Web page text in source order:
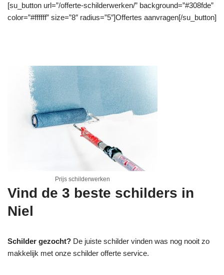
[su_button url=”/offerte-schilderwerken/” background=”#308fde”
color=”#ffffff” size=”8″ radius=”5″]Offertes aanvragen[/su_button]
Prijs schilderwerken
Vind de 3 beste schilders in
Niel
Schilder gezocht? De juiste schilder vinden was nog nooit zo
makkelijk met onze schilder offerte service.